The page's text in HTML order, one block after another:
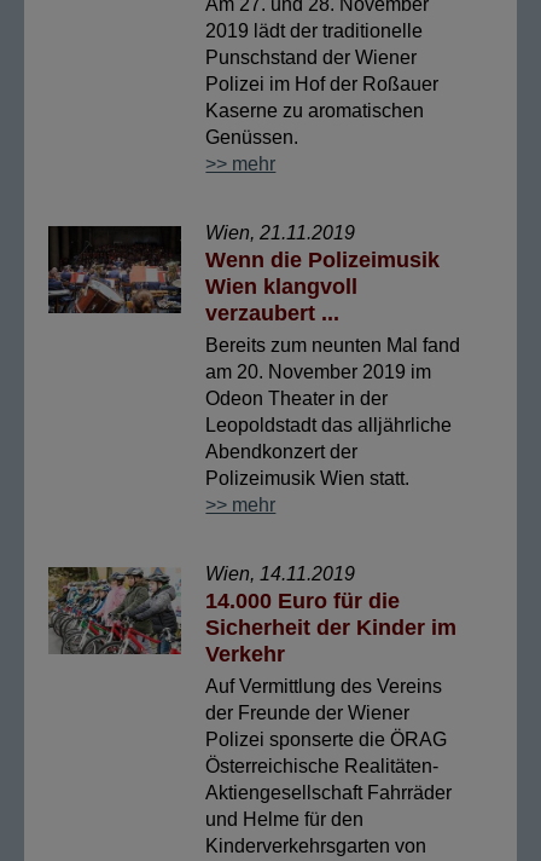
Am 27. und 28. November
2019 lädt der traditionelle
Punschstand der Wiener
Polizei im Hof der Roßauer
Kaserne zu aromatischen
Genüssen.
>> mehr
Wien, 21.11.2019
Wenn die Polizeimusik
Wien klangvoll
verzaubert ...
Bereits zum neunten Mal fand
am 20. November 2019 im
Odeon Theater in der
Leopoldstadt das alljährliche
Abendkonzert der
Polizeimusik Wien statt.
>> mehr
Wien, 14.11.2019
14.000 Euro für die
Sicherheit der Kinder im
Verkehr
Auf Vermittlung des Vereins
der Freunde der Wiener
Polizei sponserte die ÖRAG
Österreichische Realitäten-
Aktiengesellschaft Fahrräder
und Helme für den
Kinderverkehrsgarten von